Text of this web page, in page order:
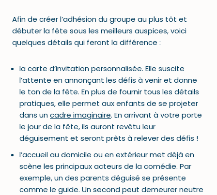
Afin de créer l’adhésion du groupe au plus tôt et
débuter la fête sous les meilleurs auspices, voici
quelques détails qui feront la différence :
la carte d’invitation personnalisée. Elle suscite
l’attente en annonçant les défis à venir et donne
le ton de la fête. En plus de fournir tous les détails
pratiques, elle permet aux enfants de se projeter
dans uncadre imaginaire. En arrivant à votre porte
le jour de la fête, ils auront revêtu leur
déguisement et seront prêts à relever des défis !
l’accueil au domicile ou en extérieur met déjà en
scène les principaux acteurs de la comédie. Par
exemple, un des parents déguisé se présente
comme le guide. Un second peut demeurer neutre